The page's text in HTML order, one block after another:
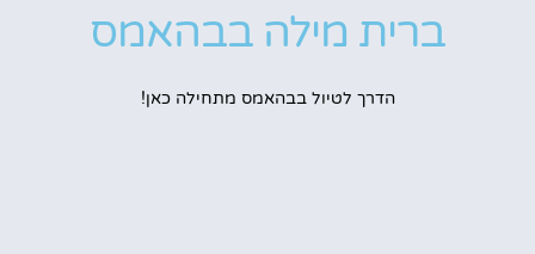
ברית מילה בבהאמס
הדרך לטיול בבהאמס מתחילה כאן!